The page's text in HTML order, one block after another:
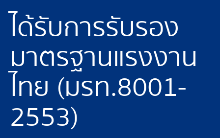
ได้รับการรับรอง
มาตรฐานแรงงาน
ไทย (มรท.8001-
2553)